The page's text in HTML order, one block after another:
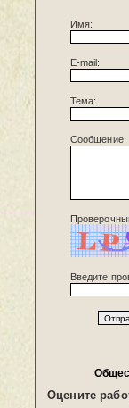
Имя:
E-mail:
Тема:
Сообщение:
Введите
Оцените